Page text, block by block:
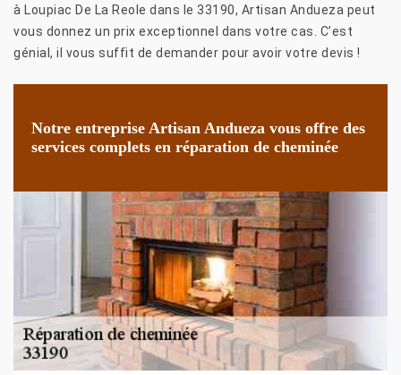
à Loupiac De La Reole dans le 33190, Artisan Andueza peut
vous donnez un prix exceptionnel dans votre cas. C’est
génial, il vous suffit de demander pour avoir votre devis !
Notre entreprise Artisan Andueza vous offre des
services complets en réparation de cheminée